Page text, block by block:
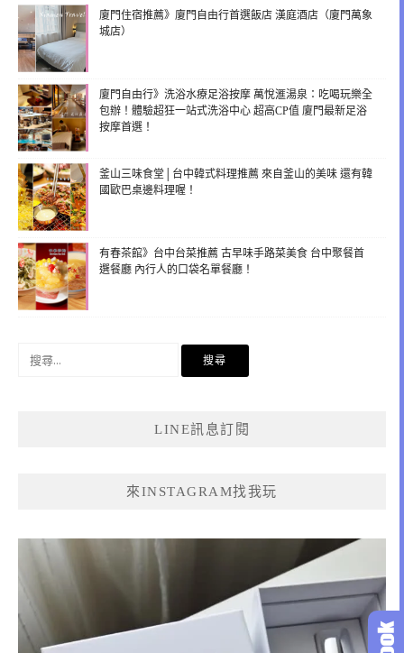
廈門住宿推薦》廈門自由行首選飯店 漢庭酒店（廈門萬象
城店）
廈門自由行》洗浴水療足浴按摩 萬悅滙湯泉：吃喝玩樂全
包辦！體驗超狂一站式洗浴中心 超高CP值 廈門最新足浴
按摩首選！
釜山三味食堂│台中韓式料理推薦 來自釜山的美味 還有韓
國歐巴桌邊料理喔！
有春茶館》台中台菜推薦 古早味手路菜美食 台中聚餐首
選餐廳 內行人的口袋名單餐廳！
LINE訊息訂閱
來INSTAGRAM找我玩